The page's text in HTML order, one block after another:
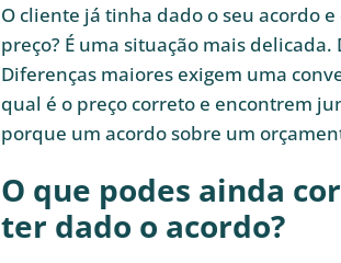
O cliente já tinha dado o seu acordo
preço? É uma situação mais
Diferenças maiores exigem uma
qual é o preço correto e encontrem
porque um acordo sobre um
O que podes ainda
ter dado o acordo?